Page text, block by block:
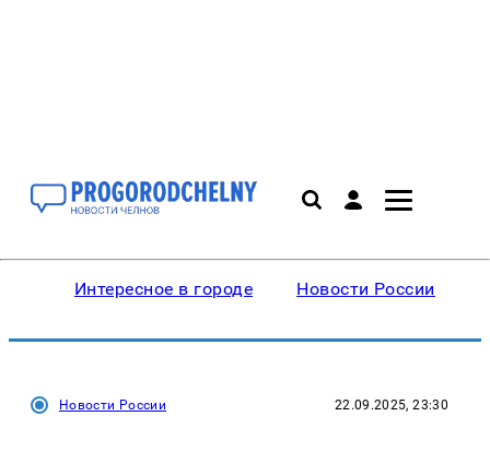
Интересное в городе Новости России
Новости России 22.09.2025, 23:30